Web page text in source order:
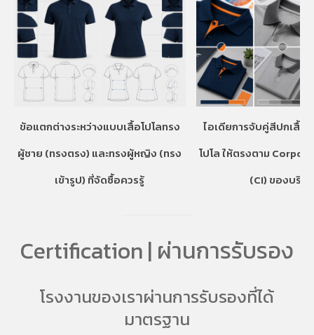
ข้อแตกต่างระหว่างแบบเสื้อโปโลทรง
ผู้ชาย (ทรงตรง) และทรงผู้หญิง (ทรง
เข้ารูป) ที่จัดซื้อควรรู้
ไอเดียการจับคู่สีปกเสื้อ
โปโล ให้ตรงตาม
(CI) ของบริษัท
Certification | ผ่านการรับรอง
โรงงานของเราผ่านการรับรองที่ได้
มาตรฐาน